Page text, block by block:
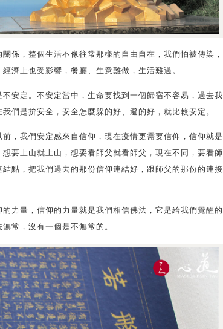
係，整個生活不像往常那樣的自由自在，我們怕被傳染，
濟上也受影響，餐廳、生意難做，生活難過。
安定。不安定當中，生命要找到一個歸宿不容易，過去我
們是拚安全，安全怎麼躲的好、避的好，就比較安定。
，我們安定感來自信仰，現在疫情更需要信仰，信仰就是
要上山就上山，想要看師父就看師父，現在不同，要看師
點，把我們過去的那份信仰連結好，跟師父的那份的連接
力量，信仰的力量就是我們相信佛法，它是給我們覺醒的
常，沒有一個是不無常的。